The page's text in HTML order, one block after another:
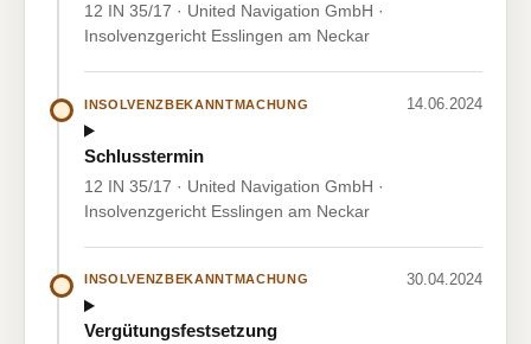
12 IN 35/17 · United Navigation GmbH ·
Insolvenzgericht Esslingen am Neckar
INSOLVENZBEKANNTMACHUNG 14.06.2024
Schlusstermin
12 IN 35/17 · United Navigation GmbH ·
Insolvenzgericht Esslingen am Neckar
INSOLVENZBEKANNTMACHUNG 30.04.2024
Vergütungsfestsetzung